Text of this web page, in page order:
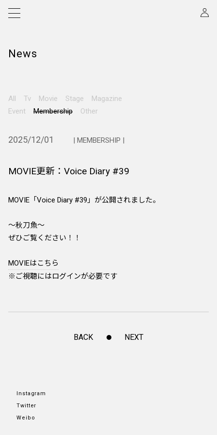
News
All Tv Movie Stage
Magazine
Event
Membership Other
2025/12/01 | MEMBERSHIP |
MOVIE更新：Voice Diary #39
MOVIE「Voice Diary #39」が公開されました。
～秋刀魚～
ぜひご覧ください！！
MOVIEはこちら
※ご視聴にはログインが必要です
BACK NEXT
Instagram
Twitter
Weibo